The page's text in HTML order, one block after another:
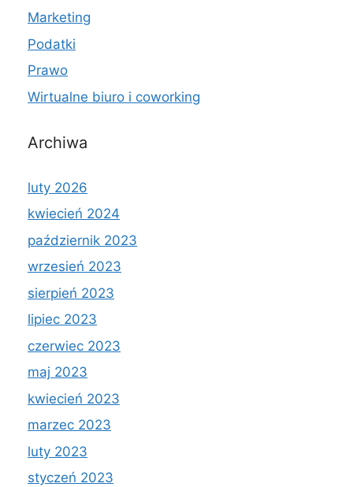
Marketing
Podatki
Prawo
Wirtualne biuro i coworking
Archiwa
luty 2026
kwiecień 2024
październik 2023
wrzesień 2023
sierpień 2023
lipiec 2023
czerwiec 2023
maj 2023
kwiecień 2023
marzec 2023
luty 2023
styczeń 2023